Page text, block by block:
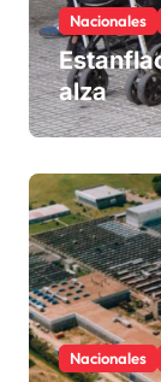
Nacionales
alza
Nacionales